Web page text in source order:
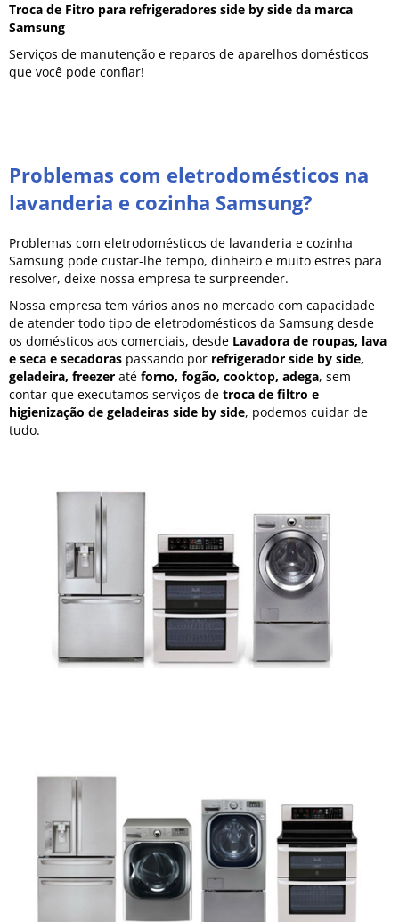
Troca de Fitro para refrigeradores side by side da marca
Samsung
Serviços de manutenção e reparos de aparelhos domésticos
que você pode confiar!
Problemas com eletrodomésticos na
lavanderia e cozinha Samsung?
Problemas com eletrodomésticos de lavanderia e cozinha
Samsung pode custar-lhe tempo, dinheiro e muito estres para
resolver, deixe nossa empresa te surpreender.
Nossa empresa tem vários anos no mercado com capacidade
de atender todo tipo de eletrodomésticos da Samsung desde
os domésticos aos comerciais, desde Lavadora de roupas, lava
e seca e secadoras passando por refrigerador side by side,
geladeira, freezer até forno, fogão, cooktop, adega, sem
contar que executamos serviços de troca de filtro e
higienização de geladeiras side by side, podemos cuidar de
tudo.